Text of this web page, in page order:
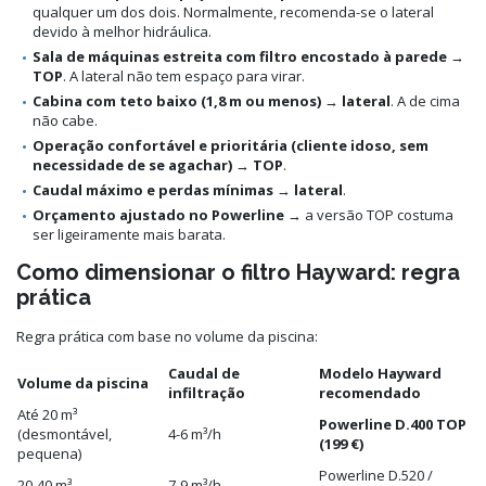
qualquer um dos dois. Normalmente, recomenda-se o lateral
devido à melhor hidráulica.
Sala de máquinas estreita com filtro encostado à parede →
TOP. A lateral não tem espaço para virar.
Cabina com teto baixo (1,8 m ou menos) → lateral. A de cima
não cabe.
Operação confortável e prioritária (cliente idoso, sem
necessidade de se agachar) → TOP.
Caudal máximo e perdas mínimas → lateral.
Orçamento ajustado no Powerline → a versão TOP costuma
ser ligeiramente mais barata.
Como dimensionar o filtro Hayward: regra
prática
Regra prática com base no volume da piscina:
Volume da piscina
Caudal de
infiltração
Modelo Hayward
recomendado
Até 20 m³
(desmontável,
pequena)
4-6 m³/h
Powerline D.400 TOP
(199 €)
Powerline D.520 /